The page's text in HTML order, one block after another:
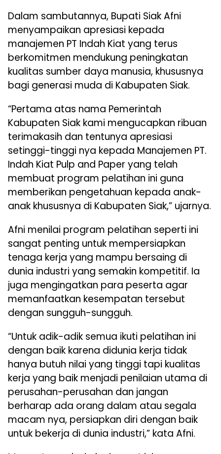
Dalam sambutannya, Bupati Siak Afni
menyampaikan apresiasi kepada
manajemen PT Indah Kiat yang terus
berkomitmen mendukung peningkatan
kualitas sumber daya manusia, khususnya
bagi generasi muda di Kabupaten Siak.
“Pertama atas nama Pemerintah
Kabupaten Siak kami mengucapkan ribuan
terimakasih dan tentunya apresiasi
setinggi-tinggi nya kepada Manajemen PT.
Indah Kiat Pulp and Paper yang telah
membuat program pelatihan ini guna
memberikan pengetahuan kepada anak-
anak khususnya di Kabupaten Siak,” ujarnya.
Afni menilai program pelatihan seperti ini
sangat penting untuk mempersiapkan
tenaga kerja yang mampu bersaing di
dunia industri yang semakin kompetitif. Ia
juga mengingatkan para peserta agar
memanfaatkan kesempatan tersebut
dengan sungguh-sungguh.
“Untuk adik-adik semua ikuti pelatihan ini
dengan baik karena didunia kerja tidak
hanya butuh nilai yang tinggi tapi kualitas
kerja yang baik menjadi penilaian utama di
perusahan-perusahan dan jangan
berharap ada orang dalam atau segala
macam nya, persiapkan diri dengan baik
untuk bekerja di dunia industri,” kata Afni.